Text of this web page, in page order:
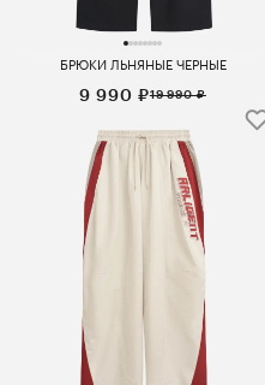
БРЮКИ ЛЬНЯНЫЕ ЧЕРНЫЕ
9 990 ₽19 990 ₽